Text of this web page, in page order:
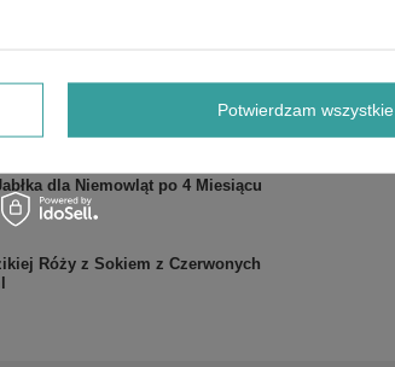
z Bananami Wiśniami i
Owoce dla Niemowląt po 4
dla Niemowląt po 4 Miesiącu
Róży z Sokiem z Czerwonych
Potwierdzam wszystkie